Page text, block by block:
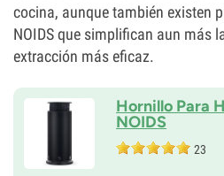
cocina, aunque también existen
NOIDS que simplifican aun más
extracción más eficaz.
Hornillo Para
NOIDS
23